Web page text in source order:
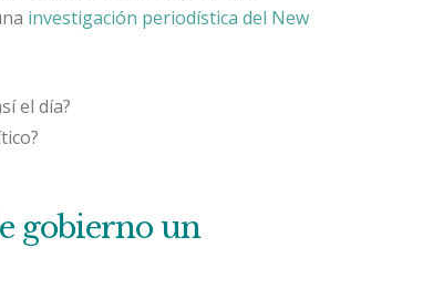
investigación periodística del New
el día?
gobierno un